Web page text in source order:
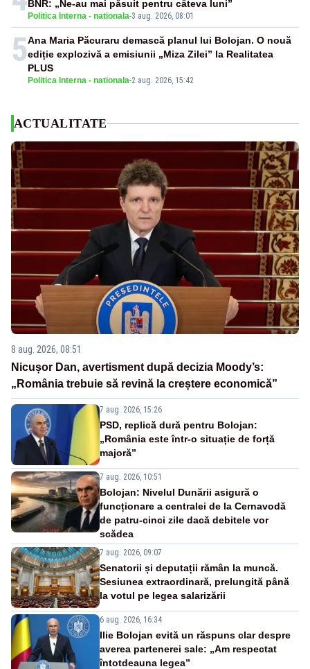
Politica Interna - nationala-3 aug. 2026, 08:01
BNR: „Ne-au mai păsuit pentru câteva luni”
5
Politica Interna - nationala-2 aug. 2026, 15:42
Ana Maria Păcuraru demască planul lui Bolojan. O nouă
ediție explozivă a emisiunii „Miza Zilei” la Realitatea
PLUS
ACTUALITATE
8 aug. 2026, 08:51
Nicușor Dan, avertisment după decizia Moody’s:
„România trebuie să revină la creștere economică”
7 aug. 2026, 15:26
PSD, replică dură pentru Bolojan:
„România este într-o situație de forță
majoră”
7 aug. 2026, 10:51
Bolojan: Nivelul Dunării asigură o
funcționare a centralei de la Cernavodă
de patru-cinci zile dacă debitele vor
scădea
7 aug. 2026, 09:07
Senatorii și deputații rămân la muncă.
Sesiunea extraordinară, prelungită până
la votul pe legea salarizării
6 aug. 2026, 16:34
Ilie Bolojan evită un răspuns clar despre
averea partenerei sale: „Am respectat
întotdeauna legea”